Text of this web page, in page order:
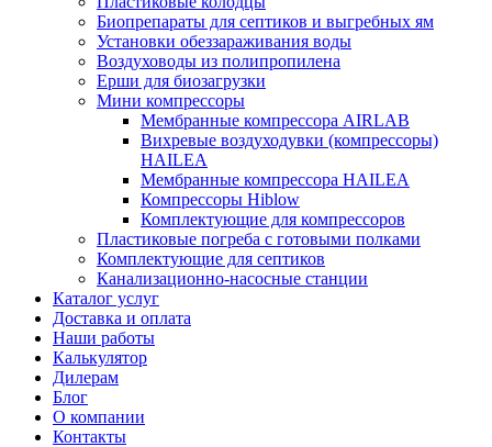
Биопрепараты для септиков и выгребных ям
Установки обеззараживания воды
Воздуховоды из полипропилена
Ерши для биозагрузки
Мини компрессоры
Мембранные компрессора AIRLAB
Вихревые воздуходувки (компрессоры)
HAILEA
Мембранные компрессора HAILEA
Компрессоры Hiblow
Комплектующие для компрессоров
Пластиковые погреба с готовыми полками
Комплектующие для септиков
Канализационно-насосные станции
Каталог услуг
Доставка и оплата
Наши работы
Калькулятор
Дилерам
Блог
О компании
Контакты